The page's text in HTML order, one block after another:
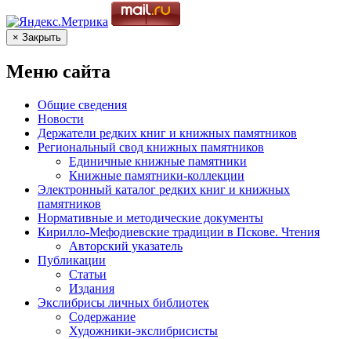
× Закрыть
Меню сайта
Общие сведения
Новости
Держатели редких книг и книжных памятников
Региональный свод книжных памятников
Единичные книжные памятники
Книжные памятники-коллекции
Электронный каталог редких книг и книжных
памятников
Нормативные и методические документы
Кирилло-Мефодиевские традиции в Пскове. Чтения
Авторский указатель
Публикации
Статьи
Издания
Экслибрисы личных библиотек
Содержание
Художники-экслибрисисты